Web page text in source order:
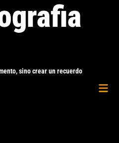
sino crear un recuerdo